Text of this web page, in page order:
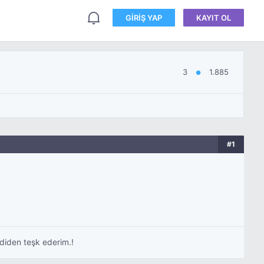
GIRIŞ YAP KAYIT OL
3 ● 1.885
#1
teşk ederim.!